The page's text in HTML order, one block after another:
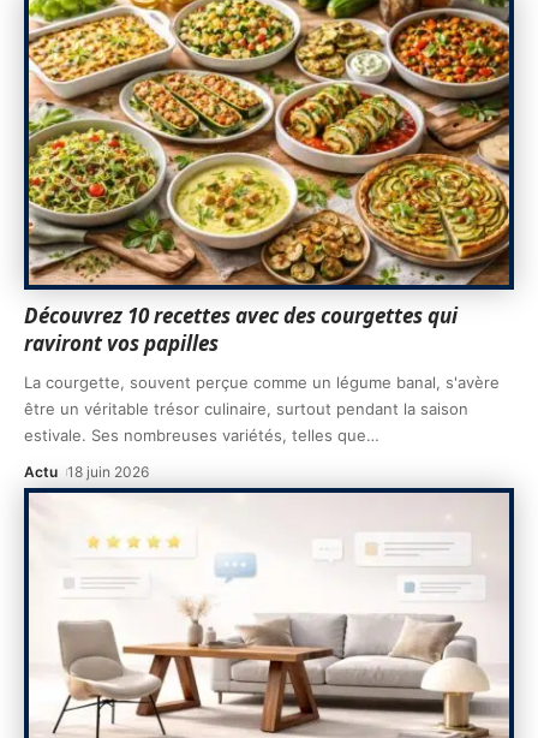
Découvrez 10 recettes avec des courgettes qui
raviront vos papilles
La courgette, souvent perçue comme un légume banal, s'avère
être un véritable trésor culinaire, surtout pendant la saison
estivale. Ses nombreuses variétés, telles que…
Actu 18 juin 2026